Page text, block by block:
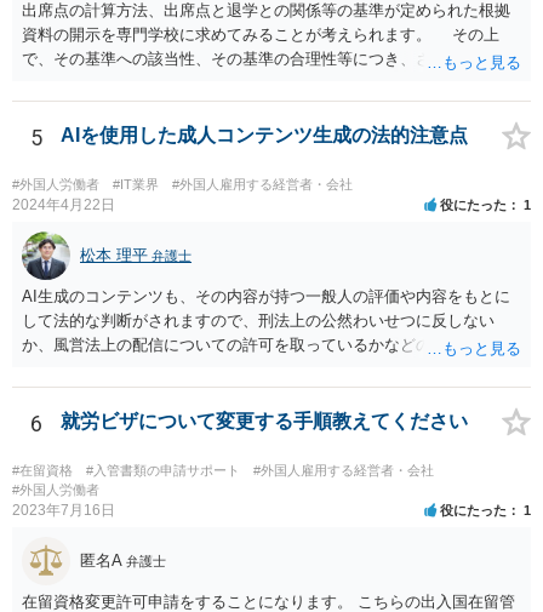
出席点の計算方法、出席点と退学との関係等の基準が定められた根拠
資料の開示を専門学校に求めてみることが考えられます。 その上
で、その基準への該当性、その基準の合理性等につき、さらなる精査
引に退学処分にした場合には、裁判等で退学処分の有効性を争うこと
が考えられます。
5 AIを使用した成人コンテンツ生成の法的注意点
#外国人労働者 #IT業界 #外国人雇用する経営者・会社
2024年4月22日 役にたった 1
松本 理平 弁護士
AI生成のコンテンツも、その内容が持つ一般人の評価や内容をもとに
して法的な判断がされますので、刑法上の公然わいせつに反しない
か、風営法上の配信についての許可を取っているかなどの検討が必要
うかの問題も生じます。
6 就労ビザについて変更する手順教えてください
#在留資格 #入管書類の申請サポート
#外国人雇用する経営者・会社
#外国人労働者
2023年7月16日 役にたった 1
匿名A 弁護士
在留資格変更許可申請をすることになります。 こちらの出入国在留管